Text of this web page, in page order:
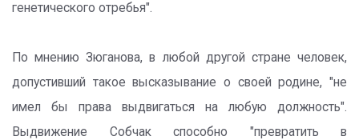
генетического отребья".
По мнению Зюганова, в любой другой стране человек,
допустивший такое высказывание о своей родине, "не
имел бы права выдвигаться на любую должность".
Выдвижение Собчак способно "превратить в